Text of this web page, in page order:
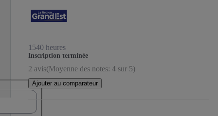
1540 heures
Inscription terminée
2 avis(Moyenne des notes: 4 sur 5)
Ajouter au comparateur